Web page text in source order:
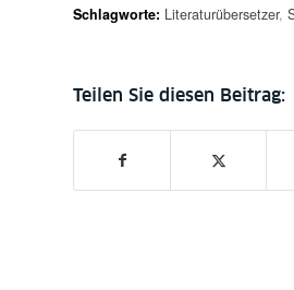
Schlagworte: Literaturübersetzer,